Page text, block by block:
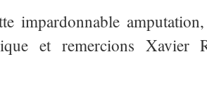
impardonnable
et remercions Xavier